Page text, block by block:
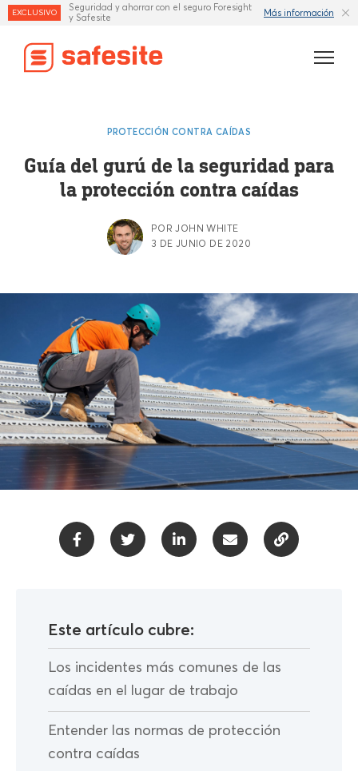
EXCLUSIVO
Seguridad y ahorrar con el seguro Foresight
y Safesite
Más información
Industrias
Recursos
PROTECCIÓN CONTRA CAÍDAS
Guía del gurú de la seguridad para
la protección contra caídas
POR JOHN WHITE
3 DE JUNIO DE 2020
Este artículo cubre:
Los incidentes más comunes de las
caídas en el lugar de trabajo
Entender las normas de protección
contra caídas